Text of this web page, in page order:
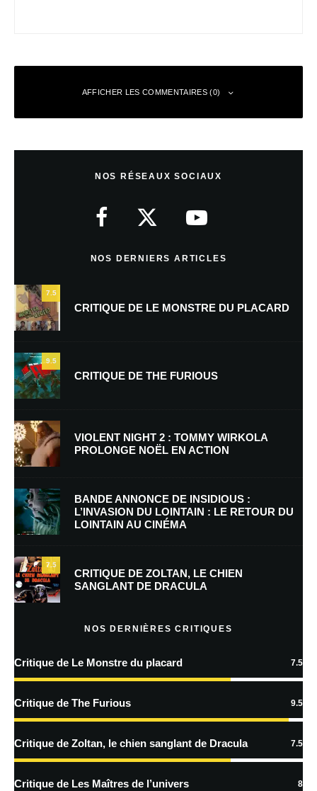
AFFICHER LES COMMENTAIRES (0)
Nom*
E-mail *
Enregistrer mon nom, mon e-mail et mon site dans le navigateur pour
mon prochain commentaire.
plus sur la façon dont les données de vos commentaires sont
NOS RÉSEAUX SOCIAUX
NOS DERNIERS ARTICLES
7.5
CRITIQUE DE LE MONSTRE DU PLACARD
9.5
CRITIQUE DE THE FURIOUS
VIOLENT NIGHT 2 : TOMMY WIRKOLA
PROLONGE NOËL EN ACTION
BANDE ANNONCE DE INSIDIOUS :
L’INVASION DU LOINTAIN : LE RETOUR DU
LOINTAIN AU CINÉMA
7.5
CRITIQUE DE ZOLTAN, LE CHIEN
SANGLANT DE DRACULA
NOS DERNIÈRES CRITIQUES
Critique de Le Monstre du placard 7.5
Critique de The Furious 9.5
Critique de Zoltan, le chien sanglant de Dracula 7.5
Critique de Les Maîtres de l’univers 8